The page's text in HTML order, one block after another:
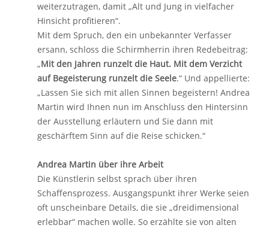
weiterzutragen, damit „Alt und Jung in vielfacher
Hinsicht profitieren“.
Mit dem Spruch, den ein unbekannter Verfasser
ersann, schloss die Schirmherrin ihren Redebeitrag:
„Mit den Jahren runzelt die Haut. Mit dem Verzicht
auf Begeisterung runzelt die Seele.“ Und appellierte:
„Lassen Sie sich mit allen Sinnen begeistern! Andrea
Martin wird Ihnen nun im Anschluss den Hintersinn
der Ausstellung erläutern und Sie dann mit
geschärftem Sinn auf die Reise schicken.“
Andrea Martin über ihre Arbeit
Die Künstlerin selbst sprach über ihren
Schaffensprozess. Ausgangspunkt ihrer Werke seien
oft unscheinbare Details, die sie „dreidimensional
erlebbar“ machen wolle. So erzählte sie von alten